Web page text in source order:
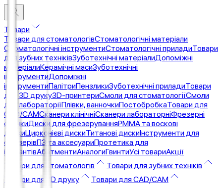
Товари
Товари для стоматологівСтоматологічні матеріали
Стоматологічні інструментиСтоматологічні приладиТовари
для зубних техніківЗуботехнічні матеріалиДопоміжні
матеріалиКерамічні масиЗуботехнічні
інструментиДопоміжні
інструментиПалітриПензликиЗуботехнічні приладиТовари
для 3D друку3D-принтериСмоли для стоматологіїСмоли
для лабораторіїПлівки, ванночкиПостобробкаТовари для
CAD/CAMСканери клінічніСканери лабораторніФрезерні
станкиДиски для фрезеруванняPMMA та воскові
дискиЦирконієві дискиТитанові дискиІнструменти для
фрезерівПЗ та аксесуариПротетика для
імплантівАбатментиАналогиГвинтиУсі товариАкції
Товари для стоматологів
Товари для зубних техніків
Товари для 3D друку
Товари для CAD/CAM